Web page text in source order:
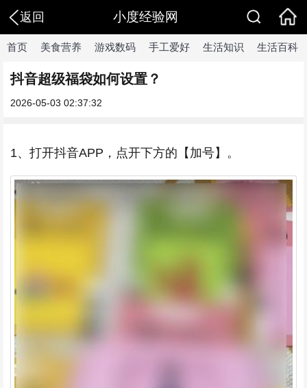
返回 小度经验网
首页 美食营养 游戏数码 手工爱好 生活知识 生活百科
抖音超级福袋如何设置？
2026-05-03 02:37:32
1、打开抖音APP，点开下方的【加号】。